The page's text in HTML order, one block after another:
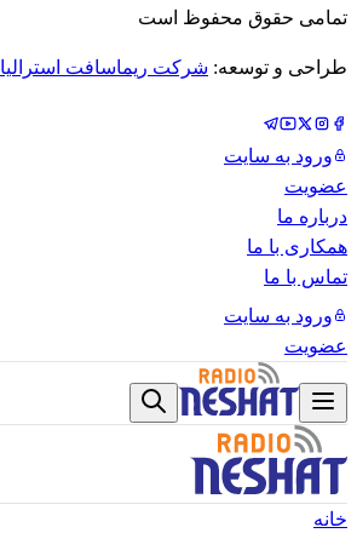
تمامی حقوق محفوظ است
طراحی و توسعه: شرکت ریماسافت استرالیا
ورود به سایت
عضویت
درباره ما
همکاری با ما
تماس با ما
ورود به سایت
عضویت
خانه